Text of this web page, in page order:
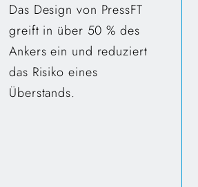
Das Design von PressFT
greift in über 50 % des
Ankers ein und reduziert
das Risiko eines
Überstands.